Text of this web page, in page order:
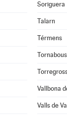
Soriguera
Talarn
Térmens
Tornabous
Vallbona
Valls de